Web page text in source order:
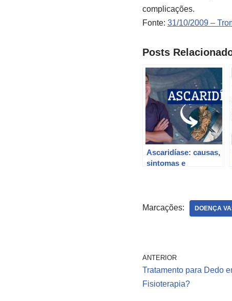
complicações.
Fonte: 31/10/2009 –
Posts
Ascaridíase: causas,
sintomas e
Marcações: DOENÇA
ANTERIOR
Tratamento para Dedo
Fisioterapia?